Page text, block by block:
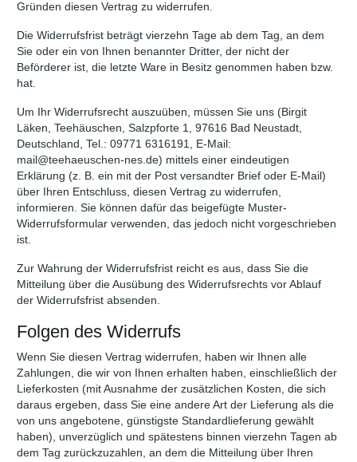
Gründen diesen Vertrag zu widerrufen.
Die Widerrufsfrist beträgt vierzehn Tage ab dem Tag, an dem
Sie oder ein von Ihnen benannter Dritter, der nicht der
Beförderer ist, die letzte Ware in Besitz genommen haben bzw.
hat.
Um Ihr Widerrufsrecht auszuüben, müssen Sie uns (Birgit
Läken, Teehäuschen, Salzpforte 1, 97616 Bad Neustadt,
Deutschland, Tel.: 09771 6316191, E-Mail:
mail@teehaeuschen-nes.de) mittels einer eindeutigen
Erklärung (z. B. ein mit der Post versandter Brief oder E-Mail)
über Ihren Entschluss, diesen Vertrag zu widerrufen,
informieren. Sie können dafür das beigefügte Muster-
Widerrufsformular verwenden, das jedoch nicht vorgeschrieben
ist.
Zur Wahrung der Widerrufsfrist reicht es aus, dass Sie die
Mitteilung über die Ausübung des Widerrufsrechts vor Ablauf
der Widerrufsfrist absenden.
Folgen des Widerrufs
Wenn Sie diesen Vertrag widerrufen, haben wir Ihnen alle
Zahlungen, die wir von Ihnen erhalten haben, einschließlich der
Lieferkosten (mit Ausnahme der zusätzlichen Kosten, die sich
daraus ergeben, dass Sie eine andere Art der Lieferung als die
von uns angebotene, günstigste Standardlieferung gewählt
haben), unverzüglich und spätestens binnen vierzehn Tagen ab
dem Tag zurückzuzahlen, an dem die Mitteilung über Ihren